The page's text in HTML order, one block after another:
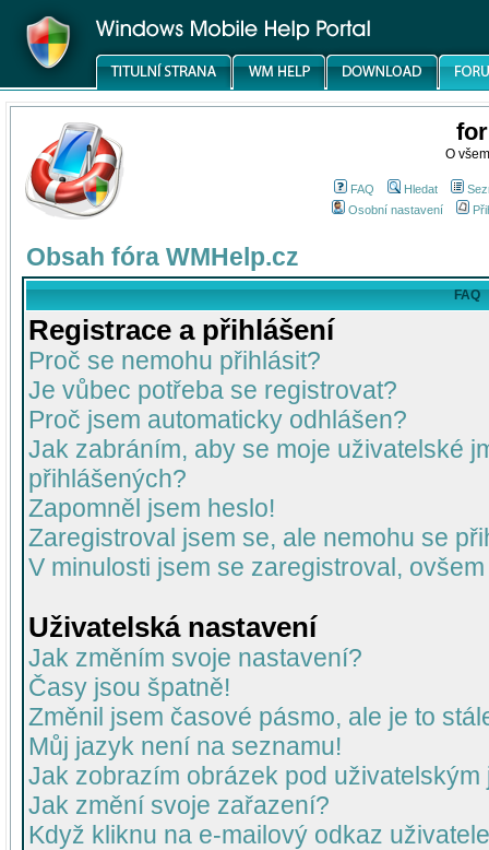
O
FAQ Hledat
Osobní nastavení
Obsah fóra WMHelp.cz
FAQ
Registrace a přihlášení
Proč se nemohu přihlásit?
Je vůbec potřeba se registrovat?
Proč jsem automaticky odhlášen?
Jak zabráním, aby se moje uživatelské
přihlášených?
Zapomněl jsem heslo!
Zaregistroval jsem se, ale nemohu se
V minulosti jsem se zaregistroval,
Uživatelská nastavení
Jak změním svoje nastavení?
Časy jsou špatně!
Změnil jsem časové pásmo, ale je to
Můj jazyk není na seznamu!
Jak zobrazím obrázek pod uživatelským
Jak změní svoje zařazení?
Když kliknu na e-mailový odkaz